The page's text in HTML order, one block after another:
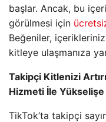
başlar. Ancak, bu
görülmesi için
Beğeniler,
kitleye ulaşmanıza
Takipçi Kitlenizi
Hizmeti İle Yükselişe
TikTok’ta takipçi